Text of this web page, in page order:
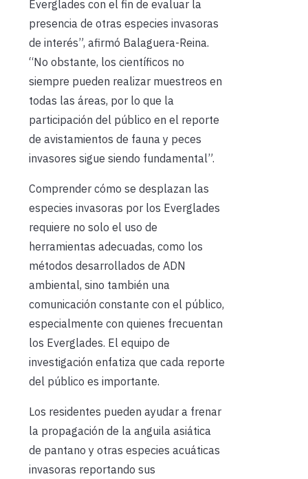
Everglades con el fin de evaluar la
presencia de otras especies invasoras
de interés”, afirmó Balaguera-Reina.
“No obstante, los científicos no
siempre pueden realizar muestreos en
todas las áreas, por lo que la
participación del público en el reporte
de avistamientos de fauna y peces
invasores sigue siendo fundamental”.
Comprender cómo se desplazan las
especies invasoras por los Everglades
requiere no solo el uso de
herramientas adecuadas, como los
métodos desarrollados de ADN
ambiental, sino también una
comunicación constante con el público,
especialmente con quienes frecuentan
los Everglades. El equipo de
investigación enfatiza que cada reporte
del público es importante.
Los residentes pueden ayudar a frenar
la propagación de la anguila asiática
de pantano y otras especies acuáticas
invasoras reportando sus